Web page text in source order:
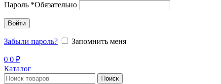
Пароль *Обязательно
Войти
Забыли пароль? Запомнить меня
0 0 ₽
Каталог
Поиск